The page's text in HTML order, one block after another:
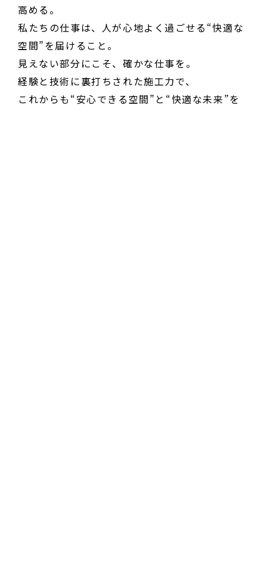
高める。
私たちの仕事は、人が心地よく過ごせる“快適な
空間”を届けること。
見えない部分にこそ、確かな仕事を。
経験と技術に裏打ちされた施工力で、
これからも“安心できる空間”と“快適な未来”を